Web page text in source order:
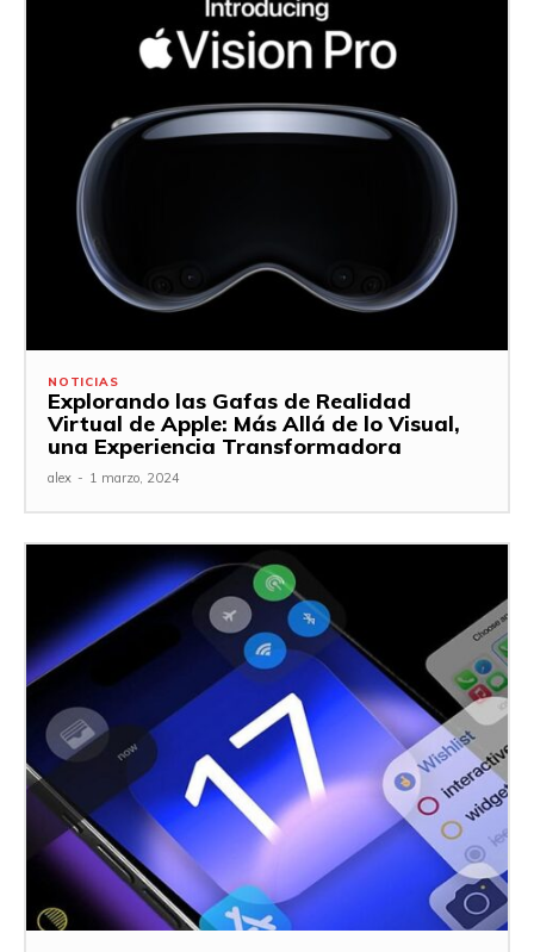
NOTICIAS
Explorando las Gafas de Realidad
Virtual de Apple: Más Allá de lo Visual,
una Experiencia Transformadora
alex - 1 marzo, 2024